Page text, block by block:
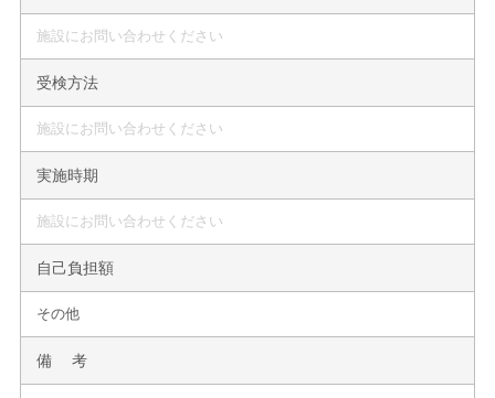
施設にお問い合わせください
受検方法
施設にお問い合わせください
実施時期
施設にお問い合わせください
自己負担額
その他
備 考